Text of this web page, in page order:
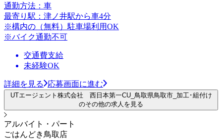
通勤方法：車
最寄り駅：津ノ井駅から車4分
※構内の（無料）駐車場利用OK
※バイク通勤不可
交通費支給
未経験OK
詳細を見る 応募画面に進む
UTエージェント株式会社 西日本第一CU_鳥取県鳥取市_加工･組付け
のその他の求人を見る
アルバイト・パート
ごはんどき鳥取店